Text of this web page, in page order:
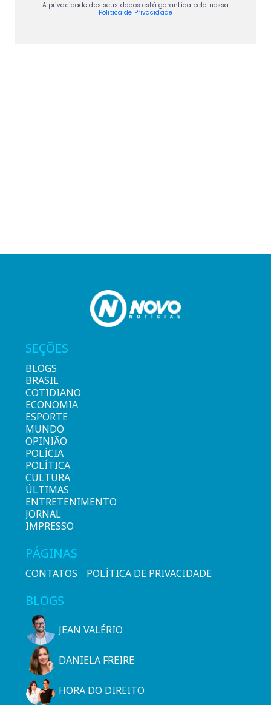
A privacidade dos seus dados está garantida pela nossa
Política de Privacidade
SEÇÕES
BLOGS
BRASIL
COTIDIANO
ECONOMIA
ESPORTE
MUNDO
OPINIÃO
POLÍCIA
POLÍTICA
CULTURA
ÚLTIMAS
ENTRETENIMENTO
JORNAL
IMPRESSO
PÁGINAS
CONTATOS POLÍTICA DE PRIVACIDADE
BLOGS
JEAN VALÉRIO
DANIELA FREIRE
HORA DO DIREITO